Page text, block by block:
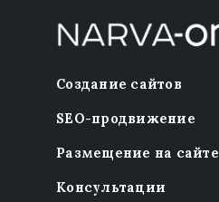
Создание сайтов
SEO-продвижение
Размещение на сайте
Консультации